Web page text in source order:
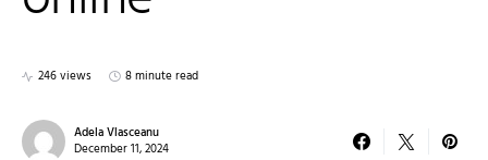
246 views 8 minute read
Adela Vlasceanu
December 11, 2024